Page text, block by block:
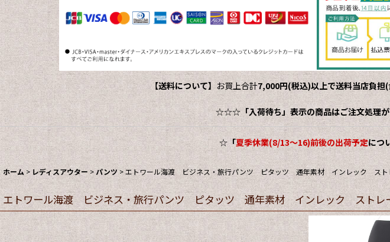
【送料について】 お買上合計7,000円(税込)以上で送料当店負担(
☆☆☆ 「入荷待ち」表示の商品はご注文処理
☆ 「夏季休業(8/13～16)前後の出荷予定につ
ホーム > レディスアウター > パンツ>エトワール海渡 ビジネス・旅行パンツ ピタッツ 通年素材 インレック スト
エトワール海渡 ビジネス・旅行パンツ ピタッツ 通年素材 インレック ストレ